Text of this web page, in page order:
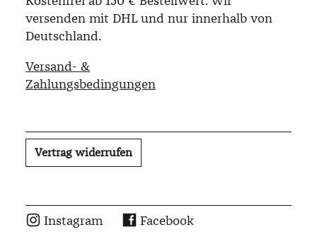
versenden mit DHL und nur innerhalb von
Deutschland.
Versand- &
Zahlungsbedingungen
Vertrag widerrufen
Instagram Facebook